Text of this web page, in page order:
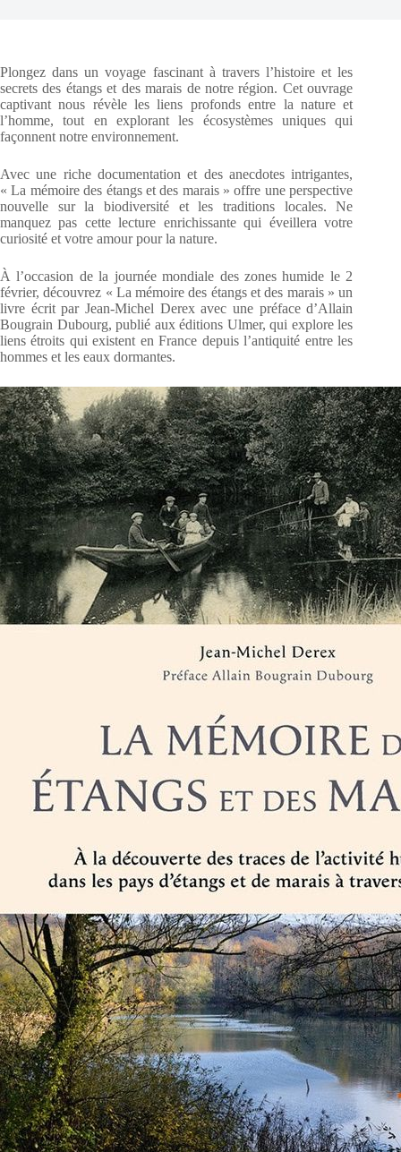
Plongez dans un voyage fascinant à travers l’histoire et les
secrets des étangs et des marais de notre région. Cet ouvrage
captivant nous révèle les liens profonds entre la nature et
l’homme, tout en explorant les écosystèmes uniques qui
façonnent notre environnement.
Avec une riche documentation et des anecdotes intrigantes,
« La mémoire des étangs et des marais » offre une perspective
nouvelle sur la biodiversité et les traditions locales. Ne
manquez pas cette lecture enrichissante qui éveillera votre
curiosité et votre amour pour la nature.
À l’occasion de la journée mondiale des zones humide le 2
février, découvrez « La mémoire des étangs et des marais » un
livre écrit par Jean-Michel Derex avec une préface d’Allain
Bougrain Dubourg, publié aux éditions Ulmer, qui explore les
liens étroits qui existent en France depuis l’antiquité entre les
hommes et les eaux dormantes.